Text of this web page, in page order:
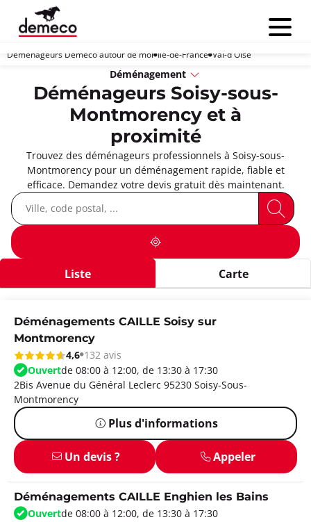
Menu
Déménageurs Demeco autour de moi Île-de-France Val-d'Oise
Déménagement
Déménageurs Soisy-sous-
Montmorency et à
proximité
Trouvez des déménageurs professionnels à Soisy-sous-
Montmorency pour un déménagement rapide, fiable et
efficace. Demandez votre devis gratuit dès maintenant.
Liste Carte
Déménagements CAILLE Soisy sur
Montmorency
4,6 132 avis
Ouvertde 08:00 à 12:00, de 13:30 à 17:30
2Bis Avenue du Général Leclerc 95230 Soisy-Sous-
Montmorency
Plus d'informations
Un devis ? Appeler
Déménagements CAILLE Enghien les Bains
Ouvertde 08:00 à 12:00, de 13:30 à 17:30